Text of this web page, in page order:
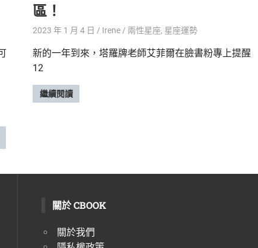
區！
2023 年 1 月 4 日 Irene 兩性星座, 星座運勢
新的一年到來，塔羅牌老師艾菲爾在臉書粉專上提醒
12
繼續閱讀
關於 CBOOK
關於我們